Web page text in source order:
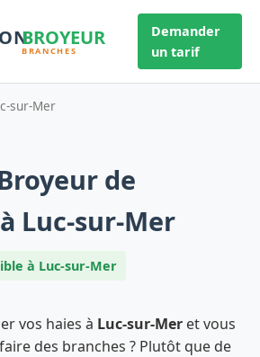
Demander
un tarif
sur-Mer
de
Luc-sur-Mer
à Luc-sur-Mer
vos haies à Luc-sur-Mer et vous
des branches ? Plutôt que de